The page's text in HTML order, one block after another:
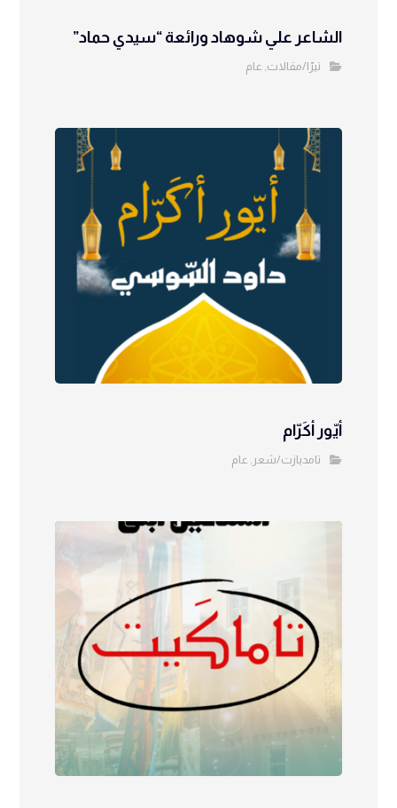
الشاعر علي شوهاد ورائعة “سيدي حماد”
تيرّا/مقالات, عام
أيّور أكَرّام
تامديازت/شعر عام